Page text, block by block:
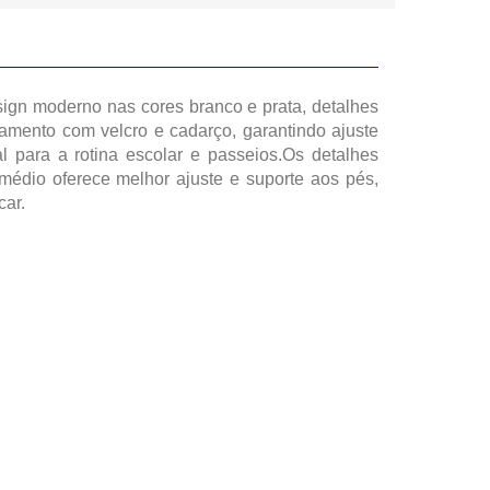
moderno nas cores branco e prata, detalhes
com velcro e cadarço, garantindo ajuste
a rotina escolar e passeios.Os detalhes
oferece melhor ajuste e suporte aos pés,